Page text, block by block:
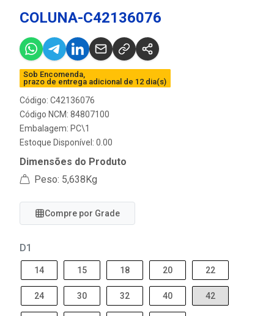
COLUNA-C42136076
Sob Encomenda,
prazo de entrega adicional de 12 dia(s)
Código: C42136076
Código NCM: 84807100
Embalagem: PC\1
Estoque Disponível: 0.00
Dimensões do Produto
Peso: 5,638Kg
Compre por Grade
D1
14 15 18 20 22
24 30 32 40 42